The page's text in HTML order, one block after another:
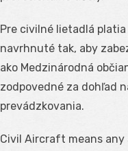
Pre civilné lietadlá
navrhnuté tak, aby
ako Medzinárodná
zodpovedné za dohľad
prevádzkovania.
Civil Aircraft means